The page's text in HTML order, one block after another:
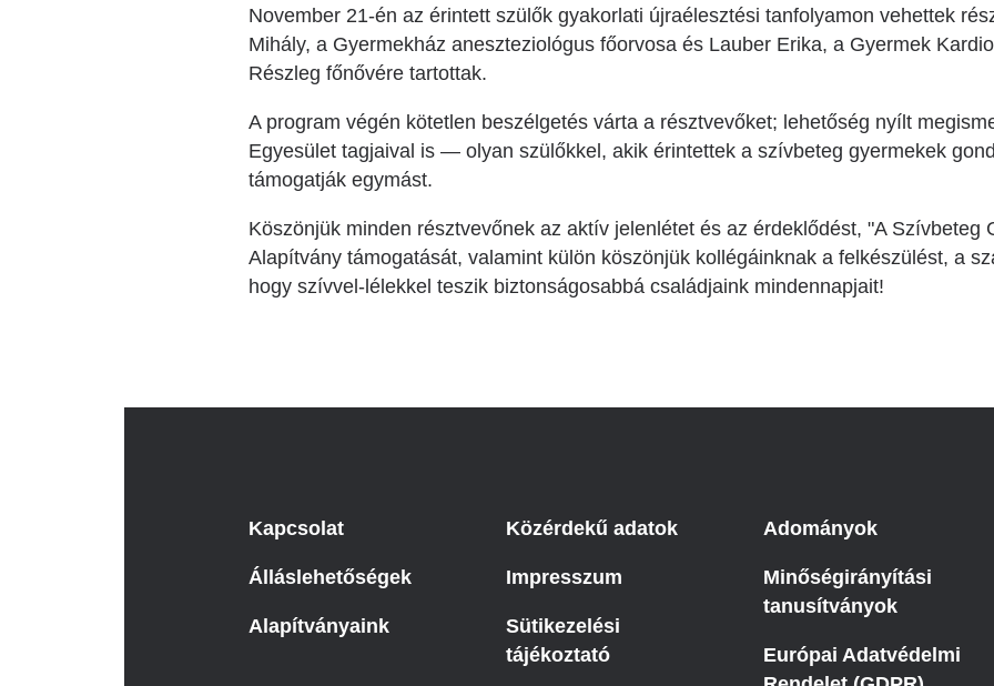
November 21-én az érintett szülők gyakorlati újraélesztési tanfolyamon vehettek
Mihály, a Gyermekház aneszteziológus főorvosa és Lauber Erika, a Gyermek
Részleg főnővére tartottak.
A program végén kötetlen beszélgetés várta a résztvevőket; lehetőség nyílt
Egyesület tagjaival is — olyan szülőkkel, akik érintettek a szívbeteg gyermekek
támogatják egymást.
Köszönjük minden résztvevőnek az aktív jelenlétet és az érdeklődést, "A Szívbeteg
Alapítvány támogatását, valamint külön köszönjük kollégáinknak a felkészülést, a
hogy szívvel-lélekkel teszik biztonságosabbá családjaink mindennapjait!
Kapcsolat
Álláslehetőségek
Alapítványaink
Közérdekű adatok
Impresszum
Sütikezelési
tájékoztató
Adományok
Minőségirányítási
tanusítványok
Európai Adatvédelmi